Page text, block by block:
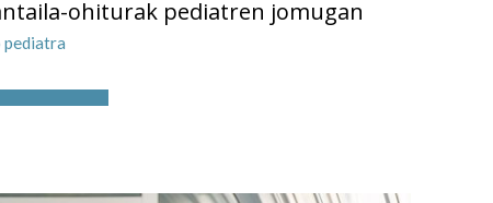
ohiturak pediatren jomugan
pediatra